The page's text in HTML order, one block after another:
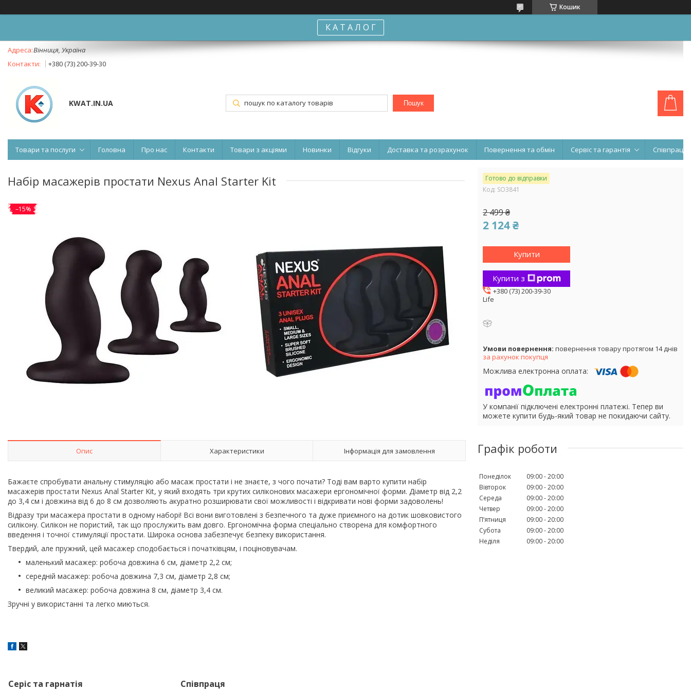
Кошик
К А Т А Л О Г
Вінниця, Україна
+380 (73) 200-39-30
KWAT.IN.UA Пошук
Товари та послуги Головна Про нас Контакти Товари з акціями Новинки Відгуки Доставка та розрахунок Повернення та обмін Сервіс та гарантія Співпраця
Набір масажерів простати Nexus Anal Starter Kit
–15%
Опис Характеристики Інформація для замовлення
Бажаєте спробувати анальну стимуляцію або масаж простати і не знаєте, з чого почати? Тоді вам варто купити набір
масажерів простати Nexus Anal Starter Kit, у який входять три крутих силіконових масажери ергономічної форми. Діаметр від 2,2
до 3,4 см і довжина від 6 до 8 см дозволяють акуратно розширювати свої можливості і відкривати нові форми задоволень!
Відразу три масажера простати в одному наборі! Всі вони виготовлені з безпечного та дуже приємного на дотик шовковистого
силікону. Силікон не пористий, так що прослужить вам довго. Ергономічна форма спеціально створена для комфортного
введення і точної стимуляції простати. Широка основа забезпечує безпеку використання.
Твердий, але пружний, цей масажер сподобається і початківцям, і поціновувачам.
маленький масажер: робоча довжина 6 см, діаметр 2,2 см;
середній масажер: робоча довжина 7,3 см, діаметр 2,8 см;
великий масажер: робоча довжина 8 см, діаметр 3,4 см.
Зручні у використанні та легко миються.
Готово до відправки
Код: SO3841
2 499 ₴
2 124 ₴
Купити
Купити з
+380 (73) 200-39-30
Life
повернення товару протягом 14 днів
за рахунок покупця
У компанії підключені електронні платежі. Тепер ви
можете купити будь-який товар не покидаючи сайту.
Графік роботи
Понеділок 09:00 20:00
Вівторок
09:00 20:00
Середа
09:00 20:00
Четвер
09:00 20:00
Пʼятниця
09:00 20:00
Субота
09:00 20:00
Неділя
09:00 20:00
Серіс та гарнатія Співпраця